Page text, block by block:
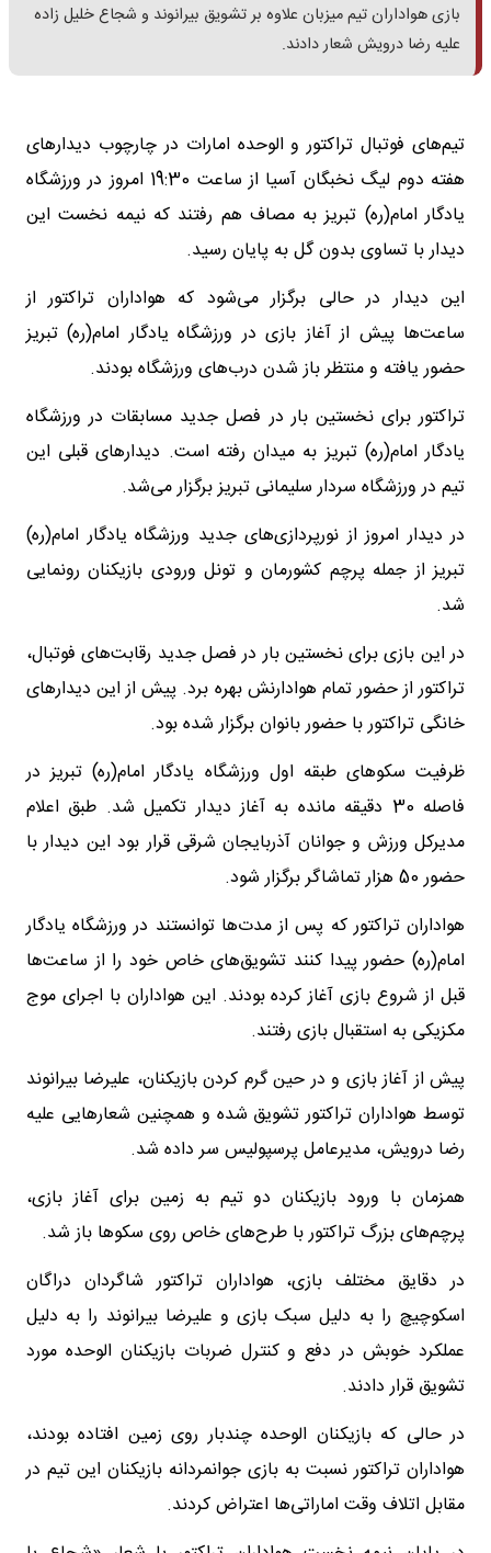
بازی هواداران تیم میزبان علاوه بر تشویق بیرانوند و شجاع خلیل زاده
علیه رضا درویش شعار دادند.
تیم‌های فوتبال تراکتور و الوحده امارات در چارچوب دیدارهای
هفته دوم لیگ نخبگان آسیا از ساعت 19:30 امروز در ورزشگاه
یادگار امام(ره) تبریز به مصاف هم رفتند که نیمه نخست این
دیدار با تساوی بدون گل به پایان رسید.
این دیدار در حالی برگزار می‌شود که هواداران تراکتور از
ساعت‌ها پیش از آغاز بازی در ورزشگاه یادگار امام(ره) تبریز
حضور یافته و منتظر باز شدن درب‌های ورزشگاه بودند.
تراکتور برای نخستین بار در فصل جدید مسابقات در ورزشگاه
یادگار امام(ره) تبریز به میدان رفته است. دیدارهای قبلی این
تیم در ورزشگاه سردار سلیمانی تبریز برگزار می‌شد.
در دیدار امروز از نورپردازی‌های جدید ورزشگاه یادگار امام(ره)
تبریز از جمله پرچم کشورمان و تونل ورودی بازیکنان رونمایی
شد.
در این بازی برای نخستین بار در فصل جدید رقابت‌های فوتبال،
تراکتور از حضور تمام هوادارنش بهره برد. پیش از این دیدارهای
خانگی تراکتور با حضور بانوان برگزار شده بود.
ظرفیت سکوهای طبقه اول ورزشگاه یادگار امام(ره) تبریز در
فاصله 30 دقیقه مانده به آغاز دیدار تکمیل شد. طبق اعلام
مدیرکل ورزش و جوانان آذربایجان شرقی قرار بود این دیدار با
حضور 50 هزار تماشاگر برگزار شود.
هواداران تراکتور که پس از مدت‌ها توانستند در ورزشگاه یادگار
امام(ره) حضور پیدا کنند تشویق‌های خاص خود را از ساعت‌ها
قبل از شروع بازی آغاز کرده بودند. این هواداران با اجرای موج
مکزیکی به استقبال بازی رفتند.
پیش از آغاز بازی و در حین گرم کردن بازیکنان، علیرضا بیرانوند
توسط هواداران تراکتور تشویق شده و همچنین شعارهایی علیه
رضا درویش، مدیرعامل پرسپولیس سر داده شد.
همزمان با ورود بازیکنان دو تیم به زمین برای آغاز بازی،
پرچم‌های بزرگ تراکتور با طرح‌های خاص روی سکوها باز شد.
در دقایق مختلف بازی، هواداران تراکتور شاگردان دراگان
اسکوچیچ را به دلیل سبک بازی و علیرضا بیرانوند را به دلیل
عملکرد خوبش در دفع و کنترل ضربات بازیکنان الوحده مورد
تشویق قرار دادند.
در حالی که بازیکنان الوحده چندبار روی زمین افتاده بودند،
هواداران تراکتور نسبت به بازی جوانمردانه بازیکنان این تیم در
مقابل اتلاف وقت اماراتی‌ها اعتراض کردند.